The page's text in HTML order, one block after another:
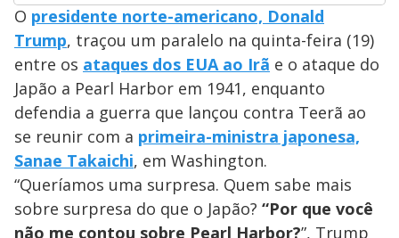
O presidente norte-americano, Donald
Trump, traçou um paralelo na quinta-feira (19)
entre os ataques dos EUA ao Irã e o ataque do
Japão a Pearl Harbor em 1941, enquanto
defendia a guerra que lançou contra Teerã ao
se reunir com a primeira-ministra japonesa,
Sanae Takaichi, em Washington.
“Queríamos uma surpresa. Quem sabe mais
sobre surpresa do que o Japão? “Por que você
não me contou sobre Pearl Harbor?”, Trump